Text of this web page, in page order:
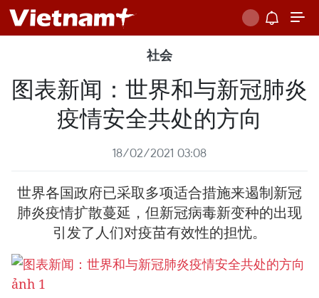
社会
图表新闻：世界和与新冠肺炎
疫情安全共处的方向
18/02/2021 03:08
世界各国政府已采取多项适合措施来遏制新冠
肺炎疫情扩散蔓延，但新冠病毒新变种的出现
引发了人们对疫苗有效性的担忧。